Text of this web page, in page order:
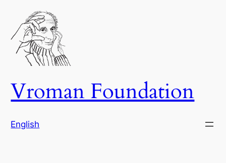
naar
de
inhoud
Vroman Foundation
English